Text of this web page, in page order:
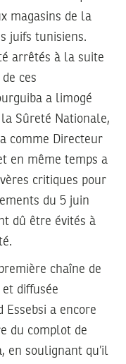
magasins de la
juifs tunisiens.
arrêtés à la suite
ces
a limogé
la Sûreté Nationale,
comme Directeur
en même temps a
critiques pour
du 5 juin
dû être évités à
chaîne de
diffusée
Essebsi a encore
du complot de
en soulignant qu’il